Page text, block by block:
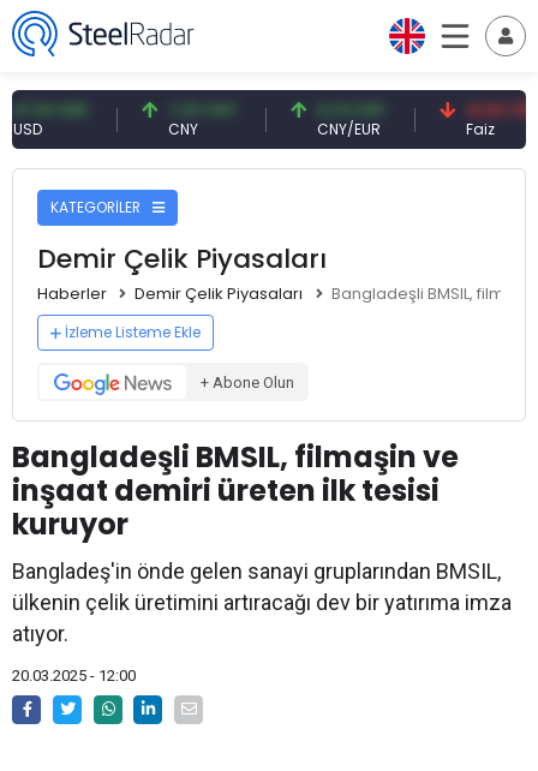
7,10 CNY 0,13 CNY
CNY/EUR
41,53 TRY
KATEGORİLER
Demir Çelik Piyasaları
Haberler Demir Çelik Piyasaları Bangladeşli BMSIL,
İzleme Listeme Ekle
+ Abone Olun
Bangladeşli BMSIL, filmaşin ve
inşaat demiri üreten ilk tesisi
kuruyor
Bangladeş'in önde gelen sanayi gruplarından BMSIL,
ülkenin çelik üretimini artıracağı dev bir yatırıma imza
atıyor.
20.03.2025 - 12:00